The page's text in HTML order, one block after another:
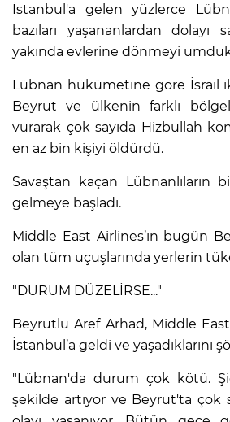
İstanbul'a gelen yüzlerce
bazıları yaşananlardan dolayı
yakında evlerine dönmeyi
Lübnan hükümetine göre İsrail
Beyrut ve ülkenin farklı
vurarak çok sayıda Hizbullah
en az bin kişiyi öldürdü.
Savaştan kaçan Lübnanlıların
gelmeye başladı.
Middle East Airlines’ın bugün
olan tüm uçuşlarında yerlerin
"DURUM DÜZELİRSE..."
Beyrutlu Aref Arhad, Middle
İstanbul’a geldi ve yaşadıklarını
"Lübnan'da durum çok kötü.
şekilde artıyor ve Beyrut'ta çok